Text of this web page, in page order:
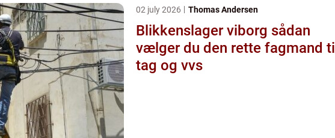
02 july 2026 Thomas Andersen
Blikkenslager viborg sådan
vælger du den rette fagmand til
tag og vvs